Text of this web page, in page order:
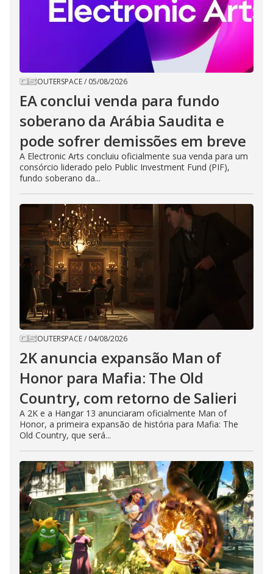
OUTERSPACE/ 05/08/2026
EA conclui venda para fundo
soberano da Arábia Saudita e
pode sofrer demissões em breve
A Electronic Arts concluiu oficialmente sua venda para um
consórcio liderado pelo Public Investment Fund (PIF),
fundo soberano da...
OUTERSPACE/ 04/08/2026
2K anuncia expansão Man of
Honor para Mafia: The Old
Country, com retorno de Salieri
A 2K e a Hangar 13 anunciaram oficialmente Man of
Honor, a primeira expansão de história para Mafia: The
Old Country, que será...